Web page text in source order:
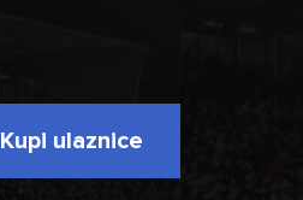
Kupi ulaznice